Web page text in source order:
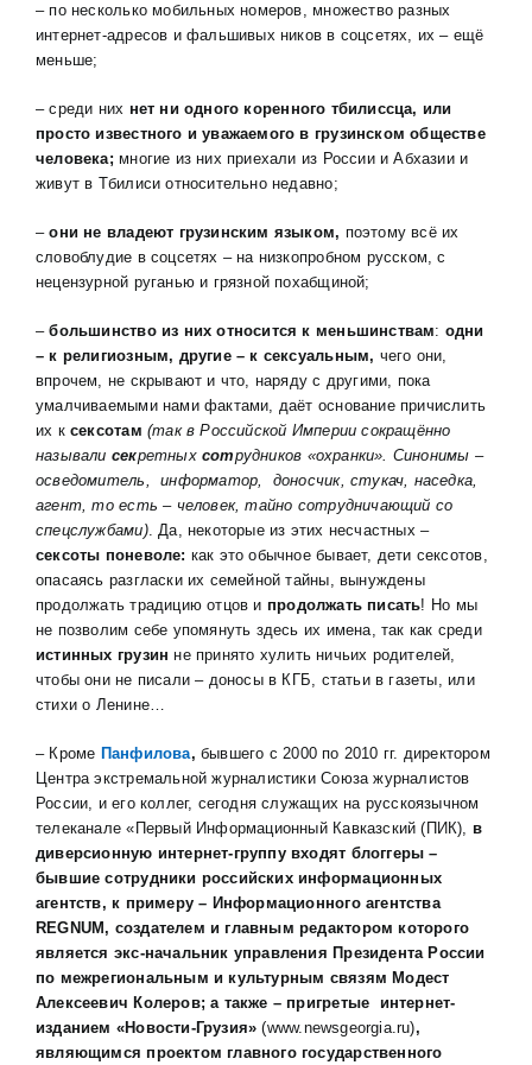
– по несколько мобильных номеров, множество разных
интернет-адресов и фальшивых ников в соцсетях, их – ещё
меньше;
– среди них нет ни одного коренного тбилиссца, или
просто известного и уважаемого в грузинском обществе
человека; многие из них приехали из России и Абхазии и
живут в Тбилиси относительно недавно;
–они не владеют грузинским языком, поэтому всё их
словоблудие в соцсетях – на низкопробном русском, с
нецензурной руганью и грязной похабщиной;
–большинство из них относится к меньшинствам: одни
– к религиозным, другие – к сексуальным, чего они,
впрочем, не скрывают и что, наряду с другими, пока
умалчиваемыми нами фактами, даёт основание причислить
их ксексотам (так в Российской Империи сокращённо
называли секретных сотрудников «охранки». Синонимы –
осведомитель, информатор, доносчик, стукач, наседка,
агент, то есть – человек, тайно сотрудничающий со
спецслужбами). Да, некоторые из этих несчастных –
сексоты поневоле: как это обычное бывает, дети сексотов,
опасаясь разгласки их семейной тайны, вынуждены
продолжать традицию отцов и продолжать писать! Но мы
не позволим себе упомянуть здесь их имена, так как среди
истинных грузин не принято хулить ничьих родителей,
чтобы они не писали – доносы в КГБ, статьи в газеты, или
стихи о Ленине…
– Кроме Панфилова, бывшего с 2000 по 2010 гг. директором
Центра экстремальной журналистики Союза журналистов
России, и его коллег, сегодня служащих на русскоязычном
телеканале «Первый Информационный Кавказский (ПИК), в
диверсионную интернет-группу входят блоггеры –
бывшие сотрудники российских информационных
агентств, к примеру – Информационного агентства
REGNUM, создателем и главным редактором которого
является экс-начальник управления Президента России
по межрегиональным и культурным связям Модест
Алексеевич Колеров; а также – пригретые интернет-
изданием «Новости-Грузия»(www.newsgeorgia.ru),
являющимся проектом главного государственного